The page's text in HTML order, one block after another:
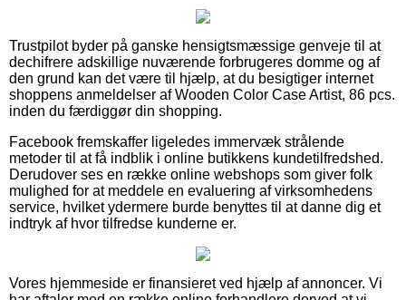
Trustpilot byder på ganske hensigtsmæssige genveje til at
dechifrere adskillige nuværende forbrugeres domme og af
den grund kan det være til hjælp, at du besigtiger internet
shoppens anmeldelser af Wooden Color Case Artist, 86 pcs.
inden du færdiggør din shopping.
Facebook fremskaffer ligeledes immervæk strålende
metoder til at få indblik i online butikkens kundetilfredshed.
Derudover ses en række online webshops som giver folk
mulighed for at meddele en evaluering af virksomhedens
service, hvilket ydermere burde benyttes til at danne dig et
indtryk af hvor tilfredse kunderne er.
Vores hjemmeside er finansieret ved hjælp af annoncer. Vi